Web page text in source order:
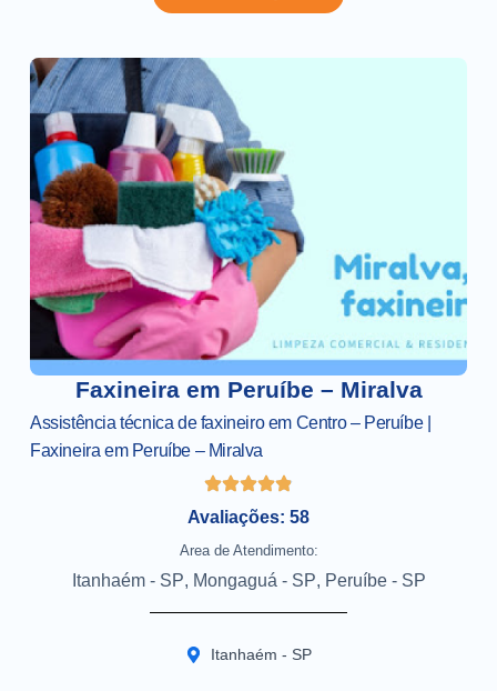
Faxineira em Peruíbe – Miralva
Assistência técnica de faxineiro em Centro – Peruíbe |
Faxineira em Peruíbe – Miralva
Avaliações: 58
Area de Atendimento:
Itanhaém - SP, Mongaguá - SP, Peruíbe - SP
Itanhaém - SP